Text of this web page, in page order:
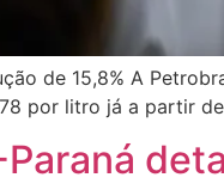
de 15,8% A
por litro já a partir